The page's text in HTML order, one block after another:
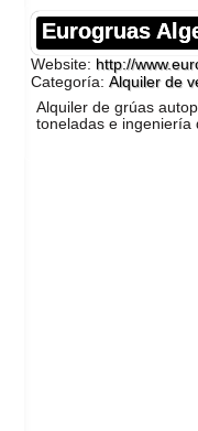
Eurogruas
Website: http://
Categoría:Alquiler de
Alquiler de grúas
toneladas e ingenierí­a